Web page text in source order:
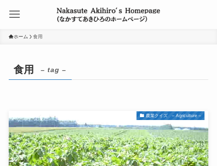
ホーム 食用
食用 – tag –
農業クイズ – Agriculture –